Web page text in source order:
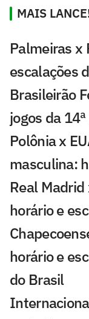
MAIS
Palmeiras x
escalações
Brasileirão
jogos da
Polônia x
masculina:
Real
horário e
horário e
do Brasil